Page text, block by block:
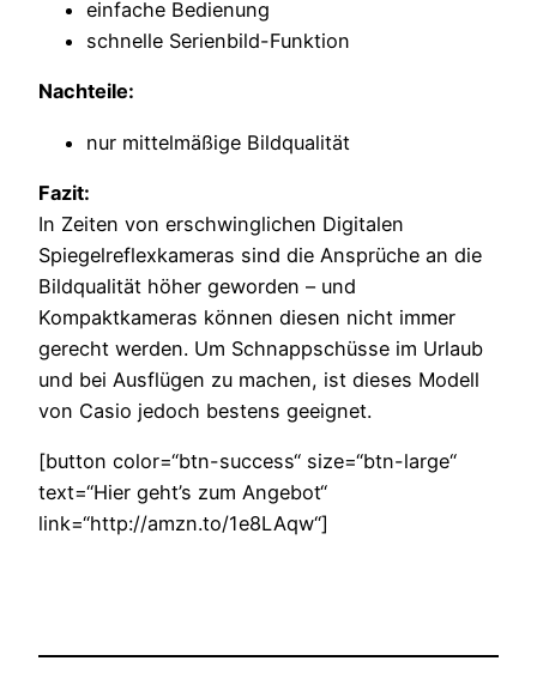
einfache Bedienung
schnelle Serienbild-Funktion
Nachteile:
nur mittelmäßige Bildqualität
Fazit:
In Zeiten von erschwinglichen Digitalen
Spiegelreflexkameras sind die Ansprüche an die
Bildqualität höher geworden – und
Kompaktkameras können diesen nicht immer
gerecht werden. Um Schnappschüsse im Urlaub
und bei Ausflügen zu machen, ist dieses Modell
von Casio jedoch bestens geeignet.
[button color=“btn-success“ size=“btn-large“
text=“Hier geht’s zum Angebot“
link=“http://amzn.to/1e8LAqw“]